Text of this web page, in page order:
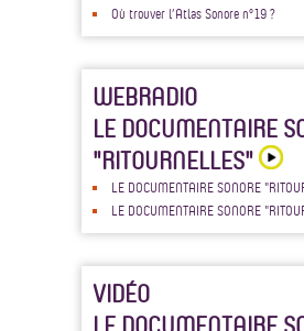
Où trouver l’Atlas Sonore n°19 ?
WEBRADIO
LE DOCUMENTAIRE
"RITOURNELLES"
LE DOCUMENTAIRE SONORE
LE DOCUMENTAIRE SONORE
VIDÉO